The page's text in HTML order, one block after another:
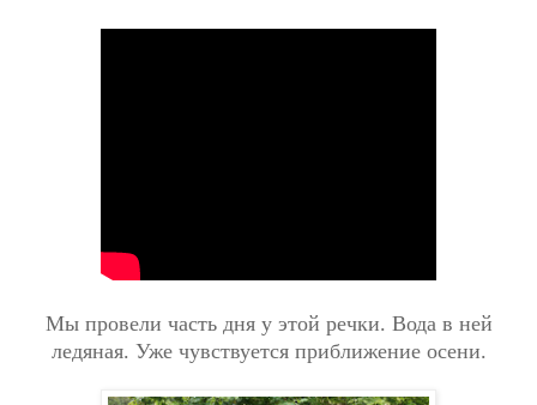
Мы провели часть дня у этой речки. Вода в ней
ледяная. Уже чувствуется приближение осени.